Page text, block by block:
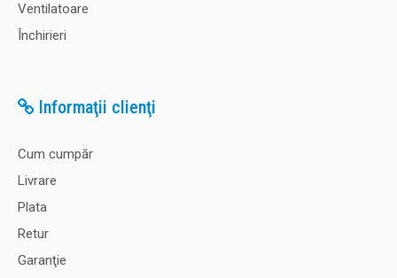
Ventilatoare
Închirieri
Informaţii clienţi
Cum cumpăr
Livrare
Plata
Retur
Garanţie